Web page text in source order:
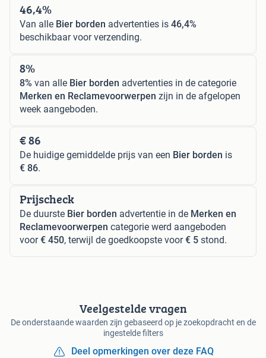
46,4%
Van alle Bier borden advertenties is 46,4%
beschikbaar voor verzending.
8%
8% van alle Bier borden advertenties in de categorie
Merken en Reclamevoorwerpen zijn in de afgelopen
week aangeboden.
€ 86
De huidige gemiddelde prijs van een Bier borden is
€ 86.
Prijscheck
De duurste Bier borden advertentie in de Merken en
Reclamevoorwerpen categorie werd aangeboden
voor€ 450, terwijl de goedkoopste voor€ 5 stond.
Veelgestelde vragen
De onderstaande waarden zijn gebaseerd op je zoekopdracht en de
ingestelde filters
Deel opmerkingen over deze FAQ